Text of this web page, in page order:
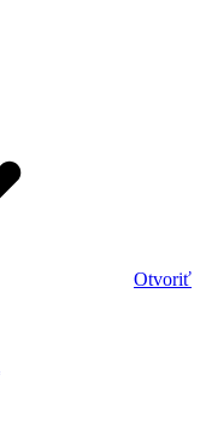
Otvoriť